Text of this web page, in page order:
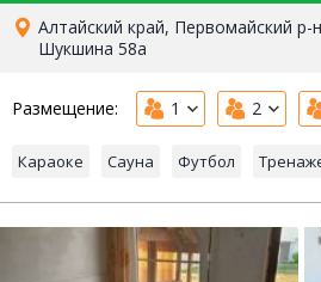
Алтайский край, Первомайский р-
Шукшина 58а
Размещение: 1 2
Караоке Сауна Футбол